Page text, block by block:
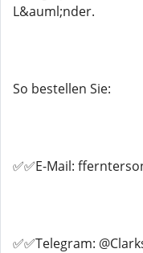
L&auml;nder.
So bestellen Sie:
✅✅E-Mail:
✅✅Telegram: